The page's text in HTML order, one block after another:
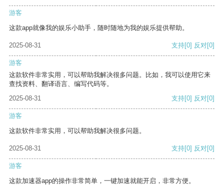
游客
这款app就像我的娱乐小助手，随时随地为我的娱乐提供帮助。
2025-08-31 支持[0] 反对[0]
游客
这款软件非常实用，可以帮助我解决很多问题。比如，我可以使用它来
查找资料、翻译语言、编写代码等。
2025-08-31
支持[0] 反对[0]
游客
这款软件非常实用，可以帮助我解决很多问题。
2025-08-31 支持[0] 反对[0]
游客
这款加速器app的操作非常简单，一键加速就能开启，非常方便。